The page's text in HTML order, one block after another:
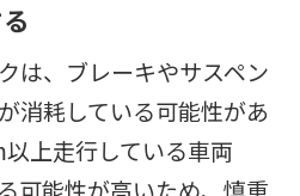
は、ブレーキやサスペン
消耗している可能性があ
上走行している車両
可能性が高いため、慎重